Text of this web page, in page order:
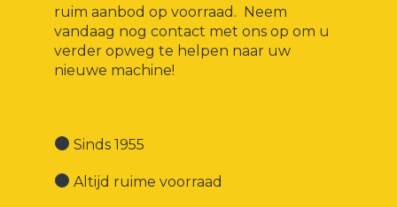
ruim aanbod op voorraad. Neem
vandaag nog contact met ons op om u
verder opweg te helpen naar uw
nieuwe machine!
Sinds 1955
Altijd ruime voorraad